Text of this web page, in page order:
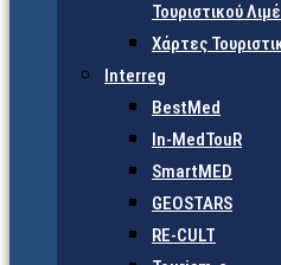
Τουριστικού
Χάρτες
Interreg
BestMed
In-MedTouR
SmartMED
GEOSTARS
RE-CULT